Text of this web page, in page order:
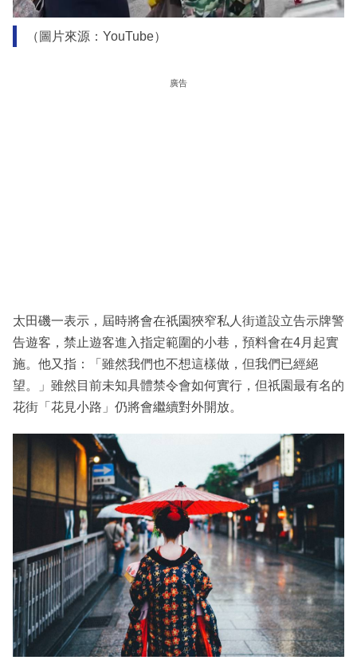
（圖片來源：YouTube）
廣告
太田磯一表示，屆時將會在祇園狹窄私人街道設立告示牌警
告遊客，禁止遊客進入指定範圍的小巷，預料會在4月起實
施。他又指：「雖然我們也不想這樣做，但我們已經絕
望。」雖然目前未知具體禁令會如何實行，但祇園最有名的
花街「花見小路」仍將會繼續對外開放。